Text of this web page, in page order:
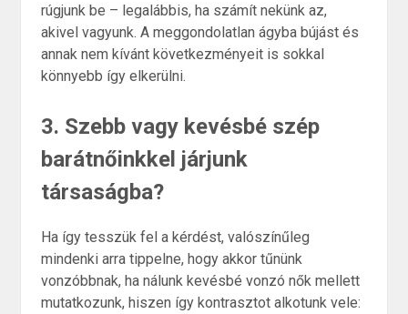
rúgjunk be – legalábbis, ha számít nekünk az,
akivel vagyunk. A meggondolatlan ágyba bújást és
annak nem kívánt következményeit is sokkal
könnyebb így elkerülni.
3. Szebb vagy kevésbé szép
barátnőinkkel járjunk
társaságba?
Ha így tesszük fel a kérdést, valószínűleg
mindenki arra tippelne, hogy akkor tűnünk
vonzóbbnak, ha nálunk kevésbé vonzó nők mellett
mutatkozunk, hiszen így kontrasztot alkotunk vele: